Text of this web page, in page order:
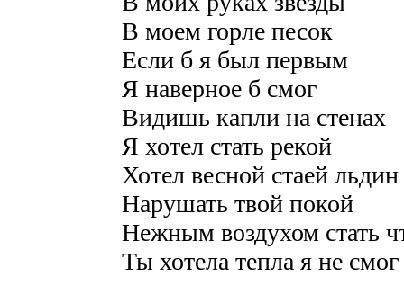
В моем горле песок
Если б я был первым
Я наверное б смог
Видишь капли на стенах
Я хотел стать рекой
Хотел весной стаей льдин
Нарушать твой покой
Нежным воздухом стать
Ты хотела тепла я не